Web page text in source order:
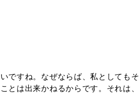
ですね。なぜならば、私としてもそ
とは出来かねるからです。それは、